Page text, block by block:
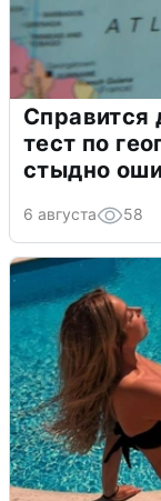
Справится
тест по
стыдно
6 августа 58